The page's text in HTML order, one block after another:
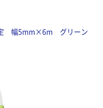
幅5mm×6m グリーン